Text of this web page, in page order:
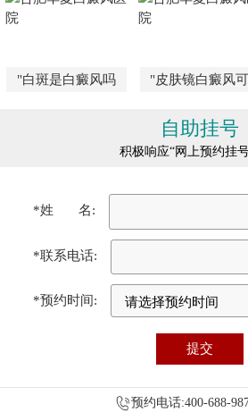
"白斑是白癜风吗 "皮肤镜白癜风可
自助挂号
积极响应“网上预约挂
*姓 名:
*联系电话:
*预约时间:
预约电话:400-688-